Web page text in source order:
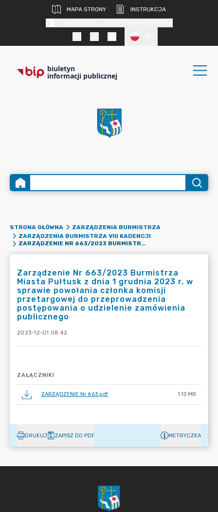
MAPA STRONY
INSTRUKCJA
biuletyn
informacji publicznej
STRONA GŁÓWNA
ZARZĄDZENIA BURMISTRZA
ZARZĄDZENIA BURMISTRZA VIII KADENCJI
ZARZĄDZENIE NR 663/2023 BURMISTRZA MIASTA PUŁTUSK Z DNIA 1 GRUDNIA 2023 R. W SPRAWIE POWOŁANIA CZŁONKA KOMISJI PRZETARGOWEJ DO PRZEPROWADZENIA POSTĘPOWANIA O UDZIELENIE ZAMÓWIENIA PUBLICZNEGO
Zarządzenie Nr 663/2023 Burmistrza
Miasta Pułtusk z dnia 1 grudnia 2023 r. w
sprawie powołania członka komisji
przetargowej do przeprowadzenia
postępowania o udzielenie zamówienia
publicznego
2023-12-01 08:42
ZAŁĄCZNIKI
ZARZĄDZENIE Nr 663.pdf 1.13 MB
DRUKUJ ZAPISZ DO PDF METRYCZKA